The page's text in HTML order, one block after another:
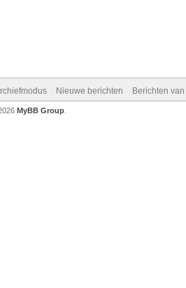
Nieuwe berichten Berichten
MyBB Group